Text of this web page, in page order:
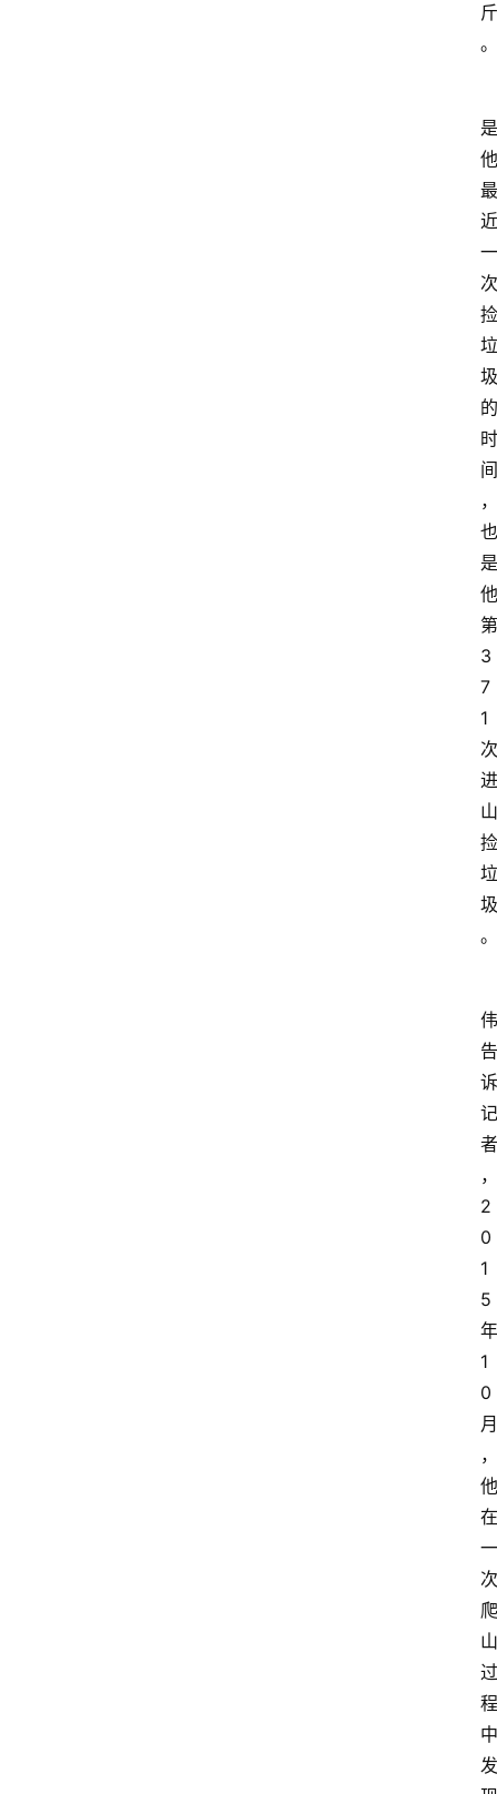
斤
。
是
他
最
近
一
次
捡
垃
圾
的
时
间
，
也
是
他
第
3
7
1
次
进
山
捡
垃
圾
。
伟
告
诉
记
者
，
2
0
1
5
年
1
0
月
，
他
在
一
次
爬
山
过
程
中
发